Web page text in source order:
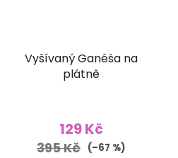
Vyšívaný Ganéša na
plátně
129 Kč
395 Kč (–67 %)